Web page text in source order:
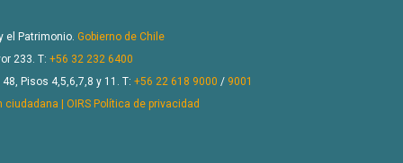
el Patrimonio. Gobierno de Chile
233. T: +56 32 232 6400
Pisos 4,5,6,7,8 y 11. T: +56 22 618 9000 / 9001
| OIRS Política de privacidad